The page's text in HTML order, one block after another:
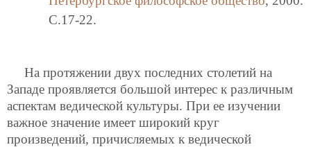
C.17-22.
На протяжении двух последних столетий на
Западе проявляется большой интерес к различным
аспектам ведической культуры. При ее изучении
важное значение имеет широкий круг
произведений, причисляемых к ведической